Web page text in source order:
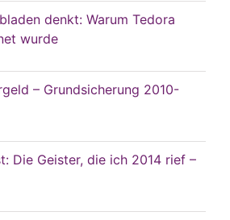
denkt: Warum Tedora
wurde
– Grundsicherung 2010-
Die Geister, die ich 2014 rief –